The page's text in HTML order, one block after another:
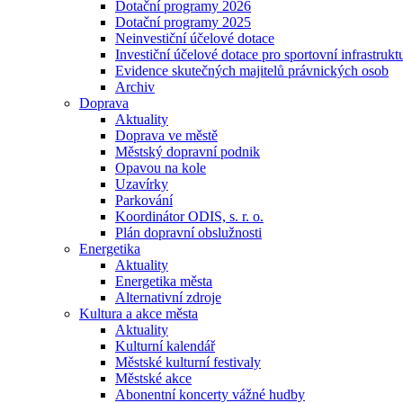
Dotační programy 2026
Dotační programy 2025
Neinvestiční účelové dotace
Investiční účelové dotace pro sportovní
Evidence skutečných majitelů právnických osob
Archiv
Doprava
Aktuality
Doprava ve městě
Městský dopravní podnik
Opavou na kole
Uzavírky
Parkování
Koordinátor ODIS, s. r. o.
Plán dopravní obslužnosti
Energetika
Aktuality
Energetika města
Alternativní zdroje
Kultura a akce města
Aktuality
Kulturní kalendář
Městské kulturní festivaly
Městské akce
Abonentní koncerty vážné hudby